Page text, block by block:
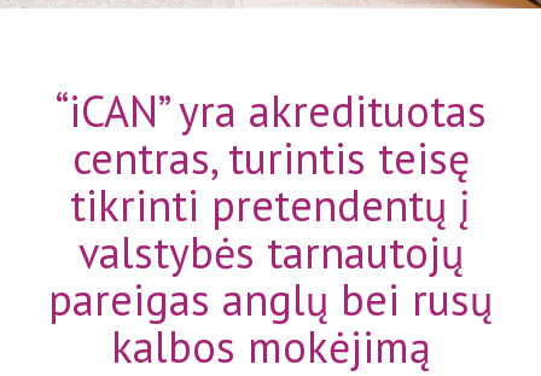
“iCAN” yra akredituotas
centras, turintis teisę
tikrinti pretendentų į
valstybės tarnautojų
pareigas anglų bei rusų
kalbos mokėjimą